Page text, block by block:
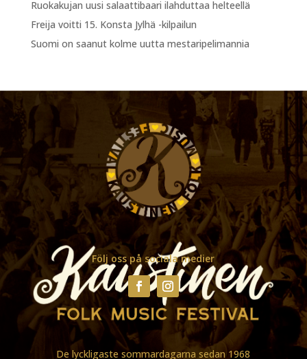
Ruokakujan uusi salaattibaari ilahduttaa helteellä
Freija voitti 15. Konsta Jylhä -kilpailun
Suomi on saanut kolme uutta mestaripelimannia
De lyckligaste sommardagarna sedan 1968
Följ oss på sociala medier